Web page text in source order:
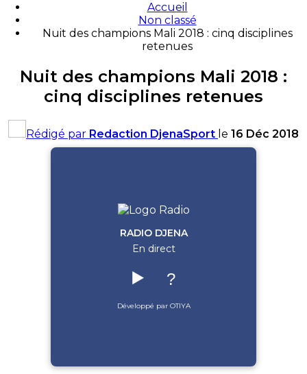
Accueil
Non classé
Nuit des champions Mali 2018 : cinq disciplines
retenues
Nuit des champions Mali 2018 :
cinq disciplines retenues
Rédigé par Redaction DjenaSport le 16 Déc 2018
RADIO DJENA
En direct
▶️ ?
Développé par OTIYA